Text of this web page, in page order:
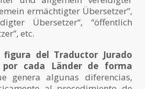
ermächtigter Übersetzer”,
Übersetzer“, “öffentlich
etc.
figura del Traductor Jurado
por cada Länder de forma
genera algunas diferencias,